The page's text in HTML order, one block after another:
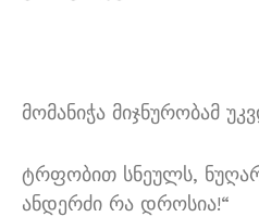
მომანიჭა მიჯნურობამ
ტრფობით სნეულს,
ანდერძი რა დროსია!“